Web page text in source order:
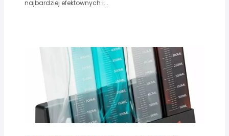
najbardziej efektownych i...